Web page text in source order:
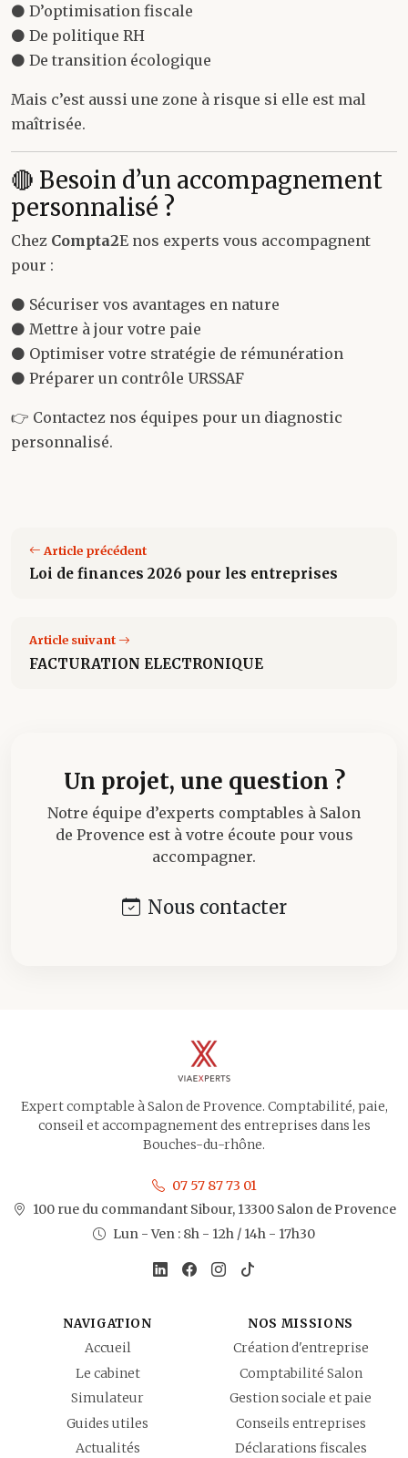
⚫ D’optimisation fiscale
⚫ De politique RH
⚫ De transition écologique
Mais c’est aussi une zone à risque si elle est mal
maîtrisée.
🔴 Besoin d’un accompagnement
personnalisé ?
Chez Compta2E nos experts vous accompagnent
pour :
⚫ Sécuriser vos avantages en nature
⚫ Mettre à jour votre paie
⚫ Optimiser votre stratégie de rémunération
⚫ Préparer un contrôle URSSAF
👉 Contactez nos équipes pour un diagnostic
personnalisé.
Article précédent
Loi de finances 2026 pour les entreprises
Article suivant
FACTURATION ELECTRONIQUE
Un projet, une question ?
Notre équipe d’experts comptables à Salon
de Provence est à votre écoute pour vous
accompagner.
Nous contacter
Expert comptable à Salon de Provence. Comptabilité, paie,
conseil et accompagnement des entreprises dans les
Bouches-du-rhône.
07 57 87 73 01
100 rue du commandant Sibour, 13300 Salon de Provence
Lun - Ven : 8h - 12h / 14h - 17h30
NAVIGATION
Accueil
Le cabinet
Simulateur
Guides utiles
Actualités
NOS MISSIONS
Création d'entreprise
Comptabilité Salon
Gestion sociale et paie
Conseils entreprises
Déclarations fiscales